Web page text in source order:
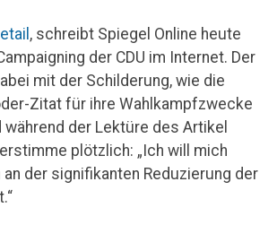
, schreibt Spiegel Online heute
der CDU im Internet. Der
mit der Schilderung, wie die
Zitat für ihre Wahlkampfzwecke
während der Lektüre des Artikel
plötzlich: „Ich will mich
der signifikanten Reduzierung der